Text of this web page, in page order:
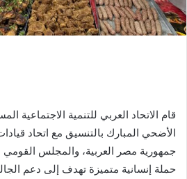
قام الاتحاد العربي للتنمية الاجتماعية
الأضحي المبارك بالتنسيق مع اتحاد
جمهورية مصر العربية، والمجلس القومي
حملة إنسانية متميزة تهدف إلى دعم